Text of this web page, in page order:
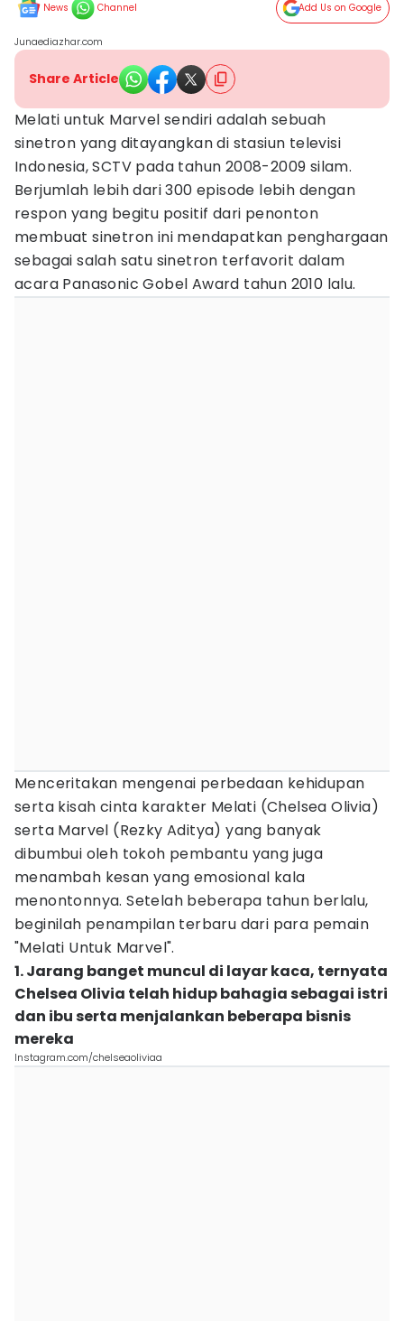
News Channel Add Us on Google
Junaediazhar.com
Share Article
Melati untuk Marvel sendiri adalah sebuah
sinetron yang ditayangkan di stasiun televisi
Indonesia, SCTV pada tahun 2008-2009 silam.
Berjumlah lebih dari 300 episode lebih dengan
respon yang begitu positif dari penonton
membuat sinetron ini mendapatkan penghargaan
sebagai salah satu sinetron terfavorit dalam
acara Panasonic Gobel Award tahun 2010 lalu.
Menceritakan mengenai perbedaan kehidupan
serta kisah cinta karakter Melati (Chelsea Olivia)
serta Marvel (Rezky Aditya) yang banyak
dibumbui oleh tokoh pembantu yang juga
menambah kesan yang emosional kala
menontonnya. Setelah beberapa tahun berlalu,
beginilah penampilan terbaru dari para pemain
"Melati Untuk Marvel".
1. Jarang banget muncul di layar kaca, ternyata
Chelsea Olivia telah hidup bahagia sebagai istri
dan ibu serta menjalankan beberapa bisnis
mereka
Instagram.com/chelseaoliviaa